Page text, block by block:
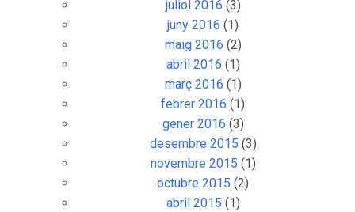
juliol 2016 (3)
juny 2016 (1)
maig 2016 (2)
abril 2016 (1)
març 2016 (1)
febrer 2016 (1)
gener 2016 (3)
desembre 2015 (3)
novembre 2015 (1)
octubre 2015 (2)
abril 2015 (1)